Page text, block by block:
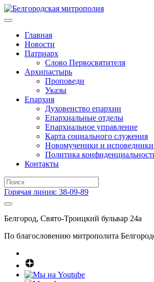
Главная
Новости
Патриарх
Слово Первосвятителя
Архипастырь
Проповеди
Указы
Епархия
Духовенство епархии
Епархиальные отделы
Епархиальное управление
Карта социального служения
Новомученики и исповедники
Политика
Контакты
Горячая линия: 38-09-89
Белгород, Свято-Троицкий бульвар 24а
По благословению митрополита